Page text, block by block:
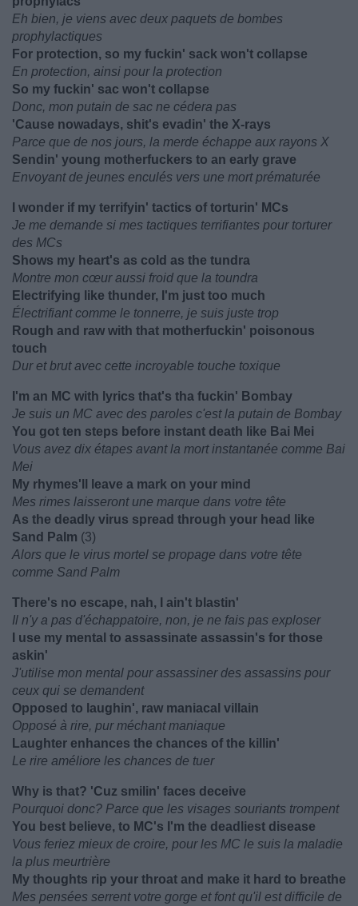
Eh bien, je viens avec deux paquets de bombes
prophylactiques
For protection, so my fuckin' sack won't collapse
En protection, ainsi pour la protection
So my fuckin' sac won't collapse
Donc, mon putain de sac ne cédera pas
'Cause nowadays, shit's evadin' the X-rays
Parce que de nos jours, la merde échappe aux rayons X
Sendin' young motherfuckers to an early grave
Envoyant de jeunes enculés vers une mort prématurée
I wonder if my terrifyin' tactics of torturin' MCs
Je me demande si mes tactiques terrifiantes pour torturer
des MCs
Shows my heart's as cold as the tundra
Montre mon cœur aussi froid que la toundra
Electrifying like thunder, I'm just too much
Électrifiant comme le tonnerre, je suis juste trop
Rough and raw with that motherfuckin' poisonous
touch
Dur et brut avec cette incroyable touche toxique
I'm an MC with lyrics that's tha fuckin' Bombay
Je suis un MC avec des paroles c'est la putain de Bombay
You got ten steps before instant death like Bai Mei
Vous avez dix étapes avant la mort instantanée comme Bai
Mei
My rhymes'll leave a mark on your mind
Mes rimes laisseront une marque dans votre tête
As the deadly virus spread through your head like
Sand Palm (3)
Alors que le virus mortel se propage dans votre tête
comme Sand Palm
There's no escape, nah, I ain't blastin'
Il n'y a pas d'échappatoire, non, je ne fais pas exploser
I use my mental to assassinate assassin's for those
askin'
J'utilise mon mental pour assassiner des assassins pour
ceux qui se demandent
Opposed to laughin', raw maniacal villain
Opposé à rire, pur méchant maniaque
Laughter enhances the chances of the killin'
Le rire améliore les chances de tuer
Why is that? 'Cuz smilin' faces deceive
Pourquoi donc? Parce que les visages souriants trompent
You best believe, to MC's I'm the deadliest disease
Vous feriez mieux de croire, pour les MC le suis la maladie
la plus meurtrière
My thoughts rip your throat and make it hard to breathe
Mes pensées serrent votre gorge et font qu'il est difficile de